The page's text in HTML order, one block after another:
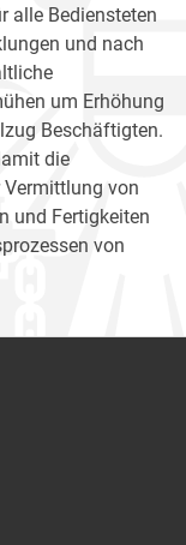
alle Bediensteten
und nach
um Erhöhung
Beschäftigten.
die
von
und Fertigkeiten
von